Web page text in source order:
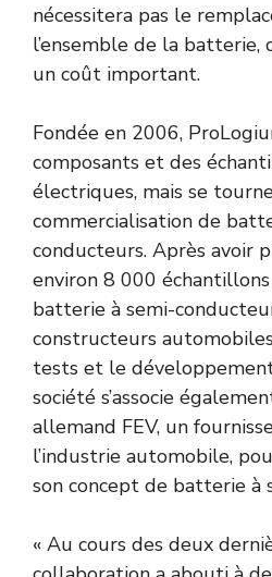
nécessitera pas le
l’ensemble de la batterie,
un coût important.
Fondée en 2006,
composants et des
électriques, mais se
commercialisation de
conducteurs. Après avoir
environ 8 000
batterie à semi-
constructeurs
tests et le
société s’associe
allemand FEV, un
l’industrie automobile,
son concept de batterie à
« Au cours des deux